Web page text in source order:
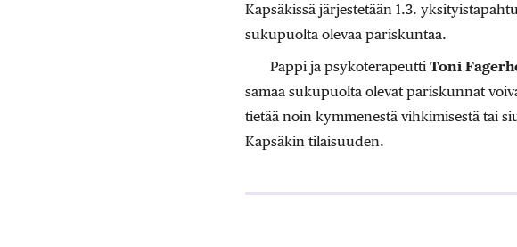
Kapsäkissä järjestetään 1.3.
sukupuolta olevaa pariskuntaa.
Pappi ja psykoterapeutti Toni
samaa sukupuolta olevat pariskunnat
tietää noin kymmenestä vihkimisestä tai
Kapsäkin tilaisuuden.